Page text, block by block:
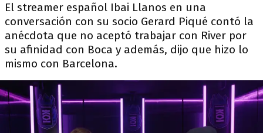
El streamer español Ibai Llanos en una
conversación con su socio Gerard Piqué contó la
anécdota que no aceptó trabajar con River por
su afinidad con Boca y además, dijo que hizo lo
mismo con Barcelona.